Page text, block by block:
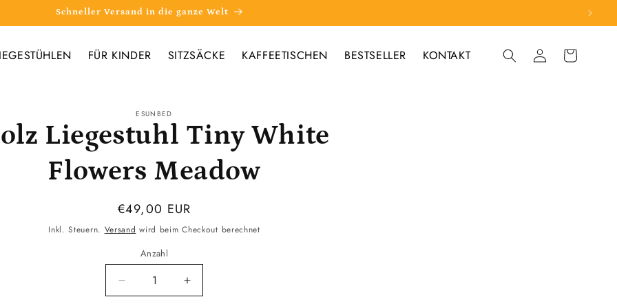
Schneller Versand in die ganze Welt
FÜR KINDER SITZSÄCKE KAFFEETISCHEN BESTSELLER KONTAKT EinloggenWarenkorb
ESUNBED
Liegestuhl Tiny White
Flowers Meadow
Normaler
Preis
€49,00 EUR
Inkl. Steuern. Versand wird beim Checkout berechnet
Anzahl
Verringere
die
Erhöhe
die